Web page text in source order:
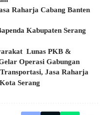
Raharja Cabang Banten
Kabupaten Serang
Lunas PKB &
Operasi Gabungan
Jasa Raharja
Serang